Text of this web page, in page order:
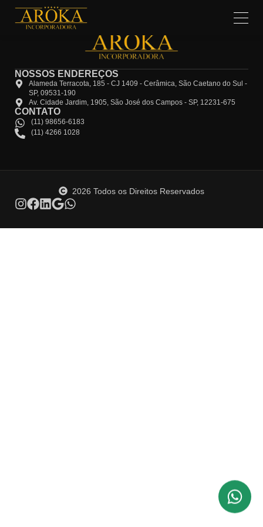
NOSSOS ENDEREÇOS
Alameda Terracota, 185 - CJ 1409 - Cerâmica, São Caetano do Sul -
SP, 09531-190
Av. Cidade Jardim, 1905, São José dos Campos - SP, 12231-675
CONTATO
(11) 98656-6183
(11) 4266 1028
2026 Todos os Direitos Reservados